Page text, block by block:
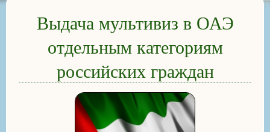
Выдача мультивиз в ОАЭ
отдельным категориям
российских граждан